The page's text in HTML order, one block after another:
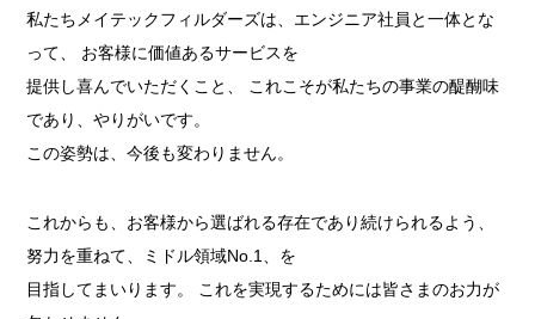
私たちメイテックフィルダーズは、エンジニア社員と一体とな
って、 お客様に価値あるサービスを
提供し喜んでいただくこと、 これこそが私たちの事業の醍醐味
であり、やりがいです。
この姿勢は、今後も変わりません。
これからも、お客様から選ばれる存在であり続けられるよう、
努力を重ねて、ミドル領域No.1、を
目指してまいります。 これを実現するためには皆さまのお力が